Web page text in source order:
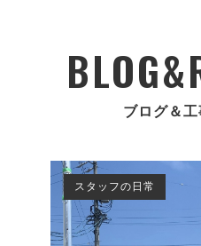
ブログ＆
スタッフの日常